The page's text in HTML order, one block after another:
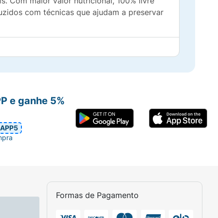
com técnicas que ajudam a preservar
orgânico, ovo orgânico, gordura
bicarbonato de sódio*, acidulante
Formas de Pagamento
e ganhe 5%
APP5